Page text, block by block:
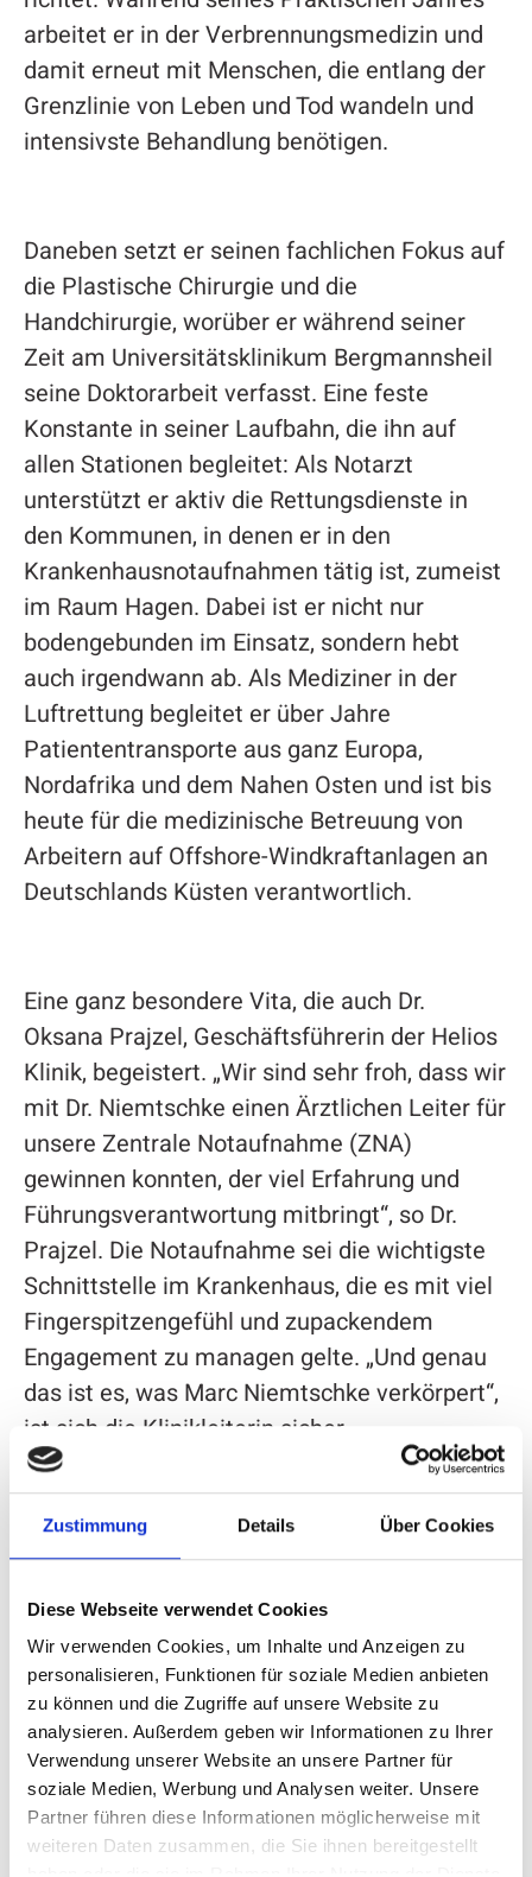
Zustimmung Details Über Cookies
Diese Webseite verwendet Cookies
Wir verwenden Cookies, um Inhalte und Anzeigen zu
personalisieren, Funktionen für soziale Medien anbieten
zu können und die Zugriffe auf unsere Website zu
analysieren. Außerdem geben wir Informationen zu Ihrer
Verwendung unserer Website an unsere Partner für
soziale Medien, Werbung und Analysen weiter. Unsere
Partner führen diese Informationen möglicherweise mit
weiteren Daten zusammen, die Sie ihnen bereitgestellt
arbeitet er in der Verbrennungsmedizin und
damit erneut mit Menschen, die entlang der
Grenzlinie von Leben und Tod wandeln und
intensivste Behandlung benötigen.
Daneben setzt er seinen fachlichen Fokus auf
die Plastische Chirurgie und die
Handchirurgie, worüber er während seiner
Zeit am Universitätsklinikum Bergmannsheil
seine Doktorarbeit verfasst. Eine feste
Konstante in seiner Laufbahn, die ihn auf
allen Stationen begleitet: Als Notarzt
unterstützt er aktiv die Rettungsdienste in
den Kommunen, in denen er in den
Krankenhausnotaufnahmen tätig ist, zumeist
im Raum Hagen. Dabei ist er nicht nur
bodengebunden im Einsatz, sondern hebt
auch irgendwann ab. Als Mediziner in der
Luftrettung begleitet er über Jahre
Patiententransporte aus ganz Europa,
Nordafrika und dem Nahen Osten und ist bis
heute für die medizinische Betreuung von
Arbeitern auf Offshore-Windkraftanlagen an
Deutschlands Küsten verantwortlich.
Eine ganz besondere Vita, die auch Dr.
Oksana Prajzel, Geschäftsführerin der Helios
Klinik, begeistert. „Wir sind sehr froh, dass wir
mit Dr. Niemtschke einen Ärztlichen Leiter für
unsere Zentrale Notaufnahme (ZNA)
gewinnen konnten, der viel Erfahrung und
Führungsverantwortung mitbringt“, so Dr.
Prajzel. Die Notaufnahme sei die wichtigste
Schnittstelle im Krankenhaus, die es mit viel
Fingerspitzengefühl und zupackendem
Engagement zu managen gelte. „Und genau
das ist es, was Marc Niemtschke verkörpert“,
ist sich die Klinikleiterin sicher.
Nachdem Niemtschke zuletzt die ZNA der
entschied sich der 49-jährige Familienvater,
der in der Nähe von Lüdenscheid lebt, seine
berufliche Laufbahn Anfang des Jahres
„heimatnäher“ fortzusetzen –und damit für
die vakante ärztliche Leitung der ZNA in der
Helios Klinik Attendorn. Die nötige Energie für
diese anspruchsvolle Aufgabe zieht er aus
seiner Familie und dem Sport. Regelmäßig